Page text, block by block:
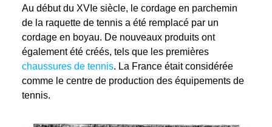
Au début du XVIe siècle, le cordage en parchemin
de la raquette de tennis a été remplacé par un
cordage en boyau. De nouveaux produits ont
également été créés, tels que les premières
chaussures de tennis. La France était considérée
comme le centre de production des équipements de
tennis.